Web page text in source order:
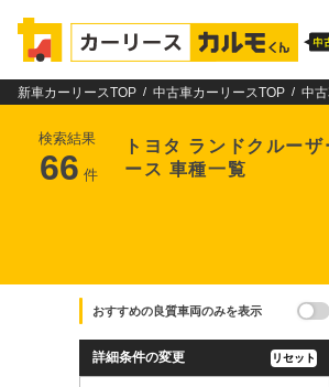
新車カーリースTOP 中古車カーリースTOP 中
検索結果
66 件
トヨタ ランドクルー
ース 車種一覧
おすすめの良質車両のみを表示
詳細条件の変更 リセット